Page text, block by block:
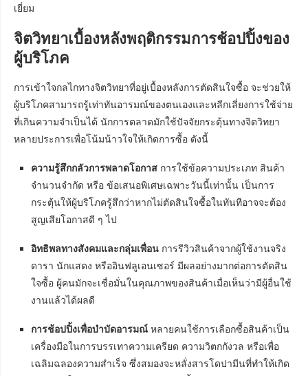
เยี่ยม
จิตวิทยาเบื้องหลังพฤติกรรมการช้อปปิ้งของ
ผู้บริโภค
การเข้าใจกลไกทางจิตวิทยาที่อยู่เบื้องหลังการตัดสินใจซื้อ จะช่วยให้
ผู้บริโภคสามารถรู้เท่าทันอารมณ์ของตนเองและหลีกเลี่ยงการใช้จ่าย
ที่เกินความจำเป็นได้ นักการตลาดมักใช้ปัจจัยกระตุ้นทางจิตวิทยา
หลายประการเพื่อโน้มน้าวใจให้เกิดการซื้อ ดังนี้
ความรู้สึกกลัวการพลาดโอกาส การใช้ข้อความประเภท สินค้า
จำนวนจำกัด หรือ ข้อเสนอพิเศษเฉพาะวันนี้เท่านั้น เป็นการ
กระตุ้นให้ผู้บริโภครู้สึกว่าหากไม่ตัดสินใจซื้อในทันทีอาจจะต้อง
สูญเสียโอกาสดี ๆ ไป
อิทธิพลทางสังคมและกลุ่มเพื่อน การรีวิวสินค้าจากผู้ใช้งานจริง
ดารา นักแสดง หรืออินฟลูเอนเซอร์ มีผลอย่างมากต่อการตัดสิน
ใจซื้อ ผู้คนมักจะเชื่อมั่นในคุณภาพของสินค้าเมื่อเห็นว่ามีผู้อื่นใช้
งานแล้วได้ผลดี
การช้อปปิ้งเพื่อบำบัดอารมณ์ หลายคนใช้การเลือกซื้อสินค้าเป็น
เครื่องมือในการบรรเทาความเครียด ความวิตกกังวล หรือเพื่อ
เฉลิมฉลองความสำเร็จ ซึ่งสมองจะหลั่งสารโดปามีนที่ทำให้เกิด